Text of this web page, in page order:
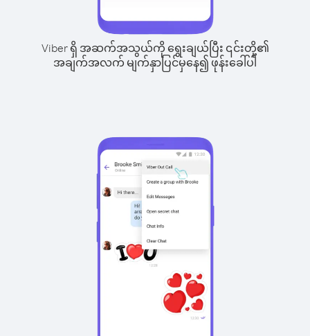
Viber ရှိ အဆက်အသွယ်ကို ရွေးချယ်ပြီး ၎င်းတို့၏
အချက်အလက် မျက်နှာပြင်မှနေ၍ ဖုန်းခေါ်ပါ